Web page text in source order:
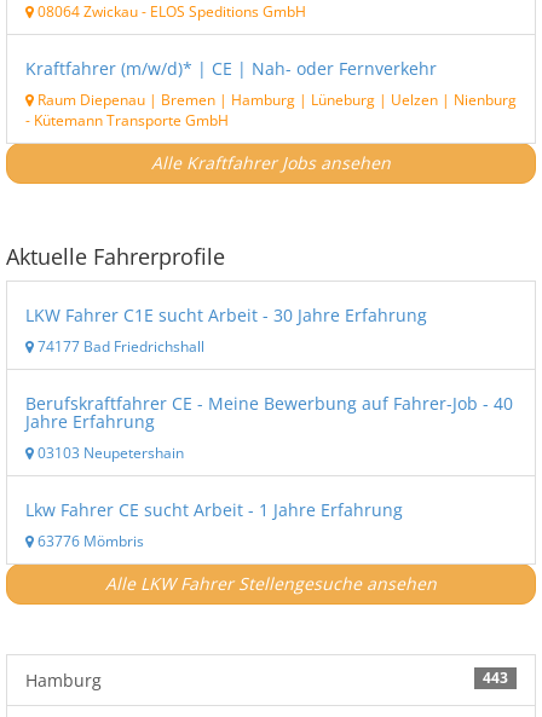
08064 Zwickau- ELOS Speditions GmbH
Kraftfahrer (m/w/d)* | CE | Nah- oder Fernverkehr
Raum Diepenau | Bremen | Hamburg | Lüneburg | Uelzen | Nienburg
- Kütemann Transporte GmbH
Alle Kraftfahrer Jobs ansehen
Aktuelle Fahrerprofile
LKW Fahrer C1E sucht Arbeit - 30 Jahre Erfahrung
74177 Bad Friedrichshall
Berufskraftfahrer CE - Meine Bewerbung auf Fahrer-Job - 40
Jahre Erfahrung
03103 Neupetershain
Lkw Fahrer CE sucht Arbeit - 1 Jahre Erfahrung
63776 Mömbris
Alle LKW Fahrer Stellengesuche ansehen
443
Hamburg